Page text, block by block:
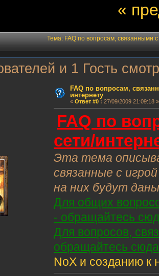
«
Тема: FAQ по вопросам, связанными
и 1 Гость
FAQ по вопросам,
интернету
« Ответ #0: 27/09/2009 21:09:18 »
FAQ по
сети/
Эта тема
связанные с
на них будут
Для общих
- обращайтесь
Для вопросов,
обращайтесь
NoX и созданию к